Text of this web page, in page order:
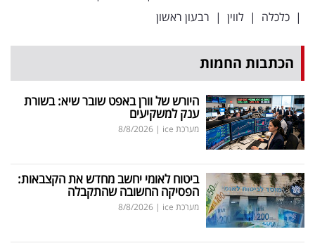
| כלכלה | לווין | רבעון ראשון
הכתבות החמות
היורש של וורן באפט שובר שיא: בשורת
ענק למשקיעים
מערכת ice |
8/8/2026
ביטוח לאומי יחשב מחדש את הקצבאות:
הפסיקה החשובה שהתקבלה
מערכת ice |
8/8/2026